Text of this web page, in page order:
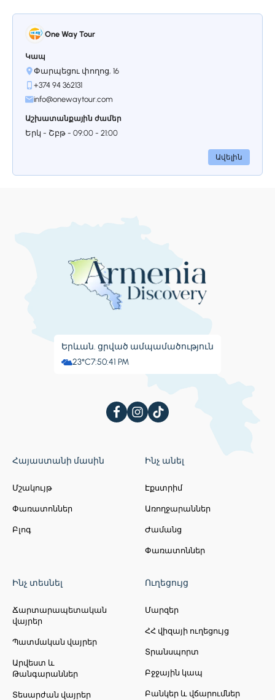
Տեղեր եկեղեցին պատմական
հայկական եկեղեցի է, որը գտնվում է
Արագածոտնի մարզում, մոտ Աշտարակ
քաղաքին։ Մonaստրը հիմնադրվել է XII
դարում Օրբելյան ընտանիքի կողմից, և
հայտնի է իր խաղաղ շրջակայքով և
առաջարկում է շշմեցնող տեսարաններ
Արագած լեռան տարածաշրջանին։ Այն
մնում է կարևոր հոգևոր և
մշակութային հուշարձան Հայաստանի
Կանգառ 4.Բյուրականի
Բյուրականի աստղադիտարանը
Հայաստանի ամենակարևոր
կենտրոններից մեկն է, որը գտնվում է
Արագածոտնի մարզում, Արագած լեռան
1946 թվականին, և դրա հիմնադիրն է
հայկական ճանաչված աստղաֆիզիկոս
ներդրմամբ գալակտիկաների,
երևույթների ուսումնասիրության
ժամանակակից տելեսկոպներով ու
հետազոտական գործիքներով, այդ
թվում՝ 2.6 մետրանոց տելեսկոպով, որը
տարածաշրջանի ամենամեծներից է։
Բյուրականը նաև միջազգային
One Way Tour
Կապ
Փարպեցու փողոց, 16
+374 94 362131
info@onewaytour.com
Աշխատանքային ժամեր
Երկ - Շբթ - 09:00 - 21:00
Ավելին
Երևան. ցրված ամպամածություն
23°C7:50:42 PM
Հայաստանի մասին
Մշակույթ
Փառատոններ
Բլոգ
Ինչ անել
Էքստրիմ
Առողջարաններ
Ժամանց
Փառատոններ
Ինչ տեսնել
Ճարտարապետական
վայրեր
Պատմական վայրեր
Արվեստ և
Թանգարաններ
Տեսարժան վայրեր
Ուղեցույց
Մարզեր
ՀՀ վիզայի ուղեցույց
Տրանսպորտ
Բջջային կապ
Բանկեր և վճարումներ